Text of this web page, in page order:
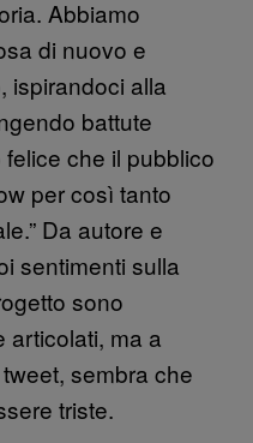
Abbiamo
di nuovo e
ispirandoci alla
battute
che il pubblico
per così tanto
Da autore e
sentimenti sulla
sono
articolati, ma a
sembra che
triste.